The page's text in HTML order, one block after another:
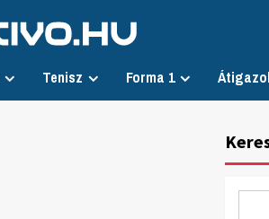
Tenisz Forma 1